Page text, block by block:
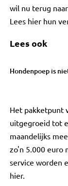
wil nu terug
Lees hier hun
Lees ook
Hondenpoep is
Het pakketpunt
uitgegroeid tot
maandelijks
zo'n 5.000 euro
service worden
hier.